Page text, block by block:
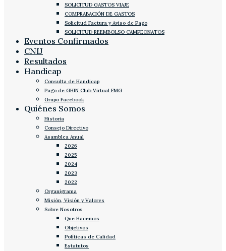
SOLICITUD GASTOS VIAJE
COMPRABACIÓN DE GASTOS
Solicitud Factura y Aviso de Pago
SOLICITUD REEMBOLSO CAMPEONATOS
Eventos Confirmados
CNIJ
Resultados
Handicap
Consulta de Handicap
Pago de GHIN Club Virtual FMG
Grupo Facebook
Quiénes Somos
Historia
Consejo Directivo
Asamblea Anual
2026
2025
2024
2023
2022
Organigrama
Misión, Visión y Valores
Sobre Nosotros
Que Hacemos
Objetivos
Políticas de Calidad
Estatutos